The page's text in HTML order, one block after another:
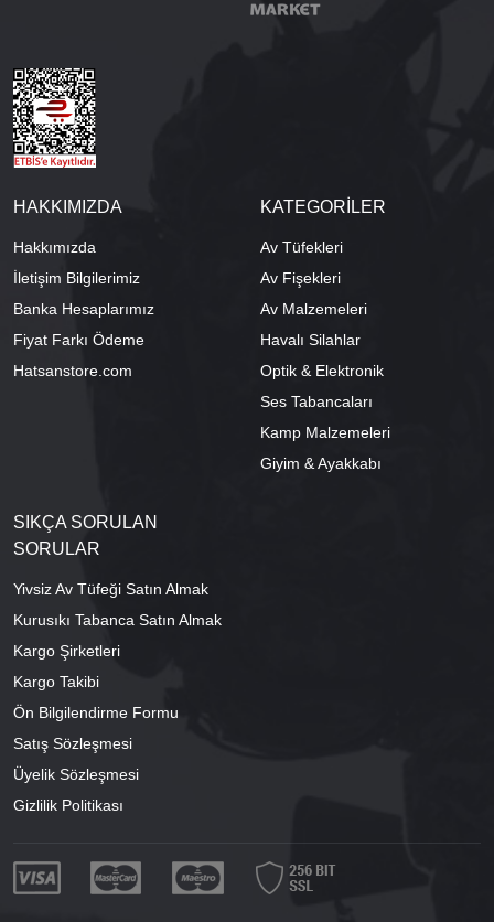
HAKKIMIZDA
Hakkımızda
İletişim Bilgilerimiz
Banka Hesaplarımız
Fiyat Farkı Ödeme
Hatsanstore.com
KATEGORİLER
Av Tüfekleri
Av Fişekleri
Av Malzemeleri
Havalı Silahlar
Optik & Elektronik
Ses Tabancaları
Kamp Malzemeleri
Giyim & Ayakkabı
SIKÇA SORULAN
SORULAR
Yivsiz Av Tüfeği Satın Almak
Kurusıkı Tabanca Satın Almak
Kargo Şirketleri
Kargo Takibi
Ön Bilgilendirme Formu
Satış Sözleşmesi
Üyelik Sözleşmesi
Gizlilik Politikası